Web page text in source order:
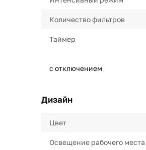
Количество фильтров
Таймер
с отключением
Дизайн
Цвет
Освещение рабочего места